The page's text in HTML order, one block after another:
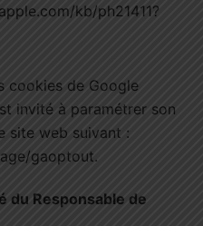
kb/ph21411?
cookies de Google
invité à paramétrer son
site web suivant :
gaoptout.
du Responsable de